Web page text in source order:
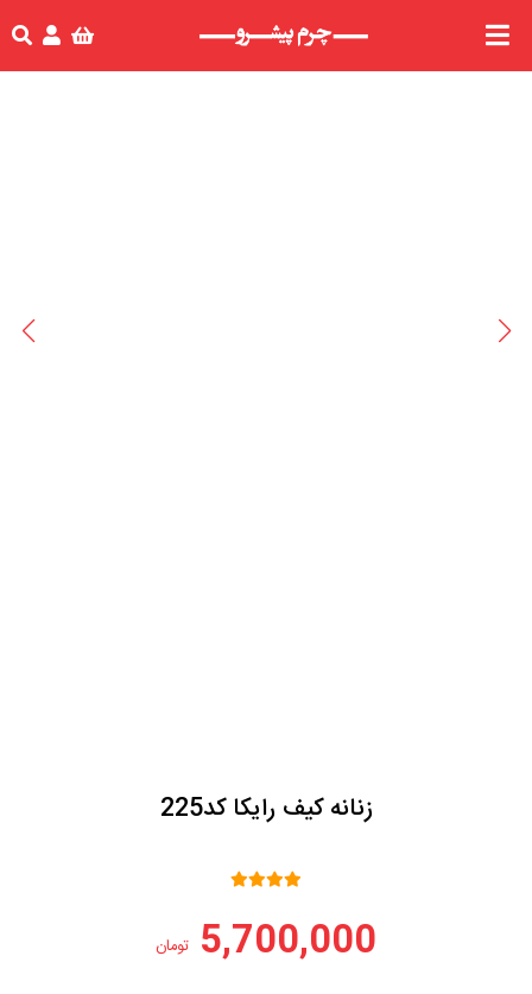
زنانه کیف رایکا کد225
5,700,000 تومان